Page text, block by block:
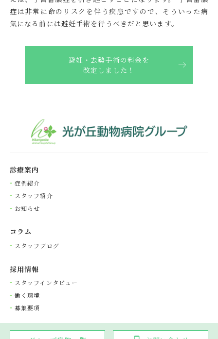
症は非常に命のリスクを伴う疾患ですので、そういった病
気になる前には避妊手術を行うべきだと思います。
避妊・去勢手術の料金を
改定しました！
診療案内
症例紹介
スタッフ紹介
お知らせ
コラム
スタッフブログ
採⽤情報
スタッフインタビュー
働く環境
募集要項